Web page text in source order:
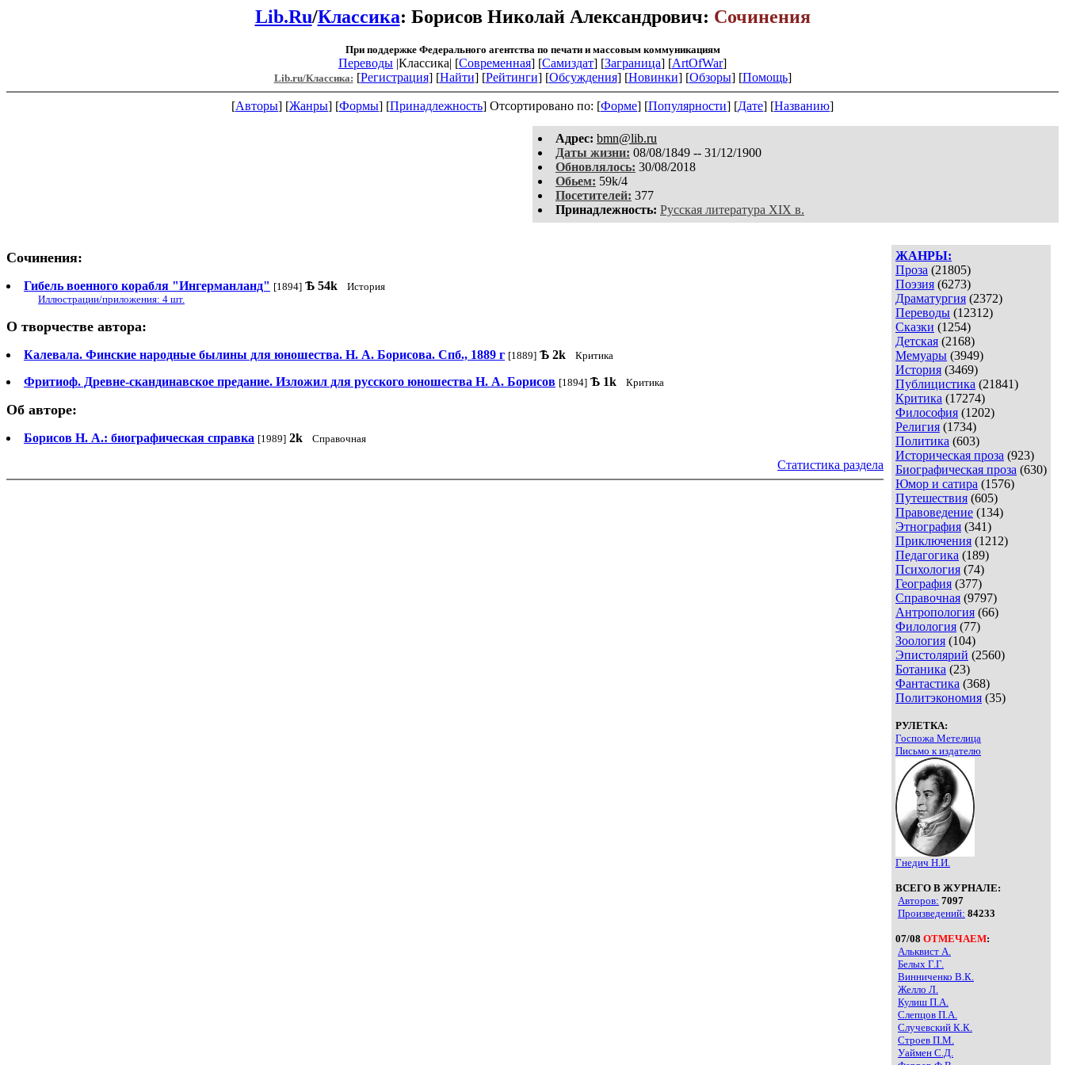
Lib.Ru/Классика: Борисов Николай Александрович: Сочинения
При поддержке Федерального агентства по печати и массовым коммуникациям
Переводы |Классика| [Современная] [Самиздат] [Заграница] [ArtOfWar]
Lib.ru/Классика: [Регистрация] [Найти] [Рейтинги] [Обсуждения] [Новинки] [Обзоры] [Помощь]
[Авторы] [Жанры] [Формы] [Принадлежность] Отсортировано по: [Форме] [Популярности] [Дате] [Названию]
Aдpeс: bmn@lib.ru
Даты жизни: 08/08/1849 -- 31/12/1900
Обновлялось: 30/08/2018
Обьем: 59k/4
Посетителей: 377
Принадлежность: Русская литература XIX в.
ЖАНРЫ:
Проза (21805)
Поэзия (6273)
Драматургия (2372)
Переводы (12312)
Сказки (1254)
Детская (2168)
Мемуары (3949)
История (3469)
Публицистика (21841)
Критика (17274)
Философия (1202)
Религия (1734)
Политика (603)
Историческая проза (923)
Биографическая проза (630)
Юмор и сатира (1576)
Путешествия (605)
Правоведение (134)
Этнография (341)
Приключения (1212)
Педагогика (189)
Психология (74)
География (377)
Справочная (9797)
Антропология (66)
Филология (77)
Зоология (104)
Эпистолярий (2560)
Ботаника (23)
Фантастика (368)
Политэкономия (35)
РУЛЕТКА:
Госпожа Метелица
Письмо к издателю
Гнедич Н.И.
ВСЕГО В ЖУРНАЛЕ:
Авторов: 7097
Произведений: 84233
07/08 ОТМЕЧАЕМ:
Альквист А.
Белых Г.Г.
Винниченко В.К.
Желло Л.
Кулиш П.А.
Слепцов П.А.
Случевский К.К.
Строев П.М.
Уаймен С.Д.
Сочинения:
Гибель военного корабля "Ингерманланд" [1894] Ѣ 54k
История
Иллюстрации/приложения: 4 шт.
О творчестве автора:
Калевала. Финские народные былины для юношества. Н. А. Борисова. Спб., 1889 г [1889] Ѣ 2k Критика
Фритиоф. Древне-скандинавское предание. Изложил для русского юношества Н. А. Борисов [1894] Ѣ 1k Критика
Об авторе:
Борисов Н. А.: биографическая справка [1989] 2k Справочная
Статистика раздела